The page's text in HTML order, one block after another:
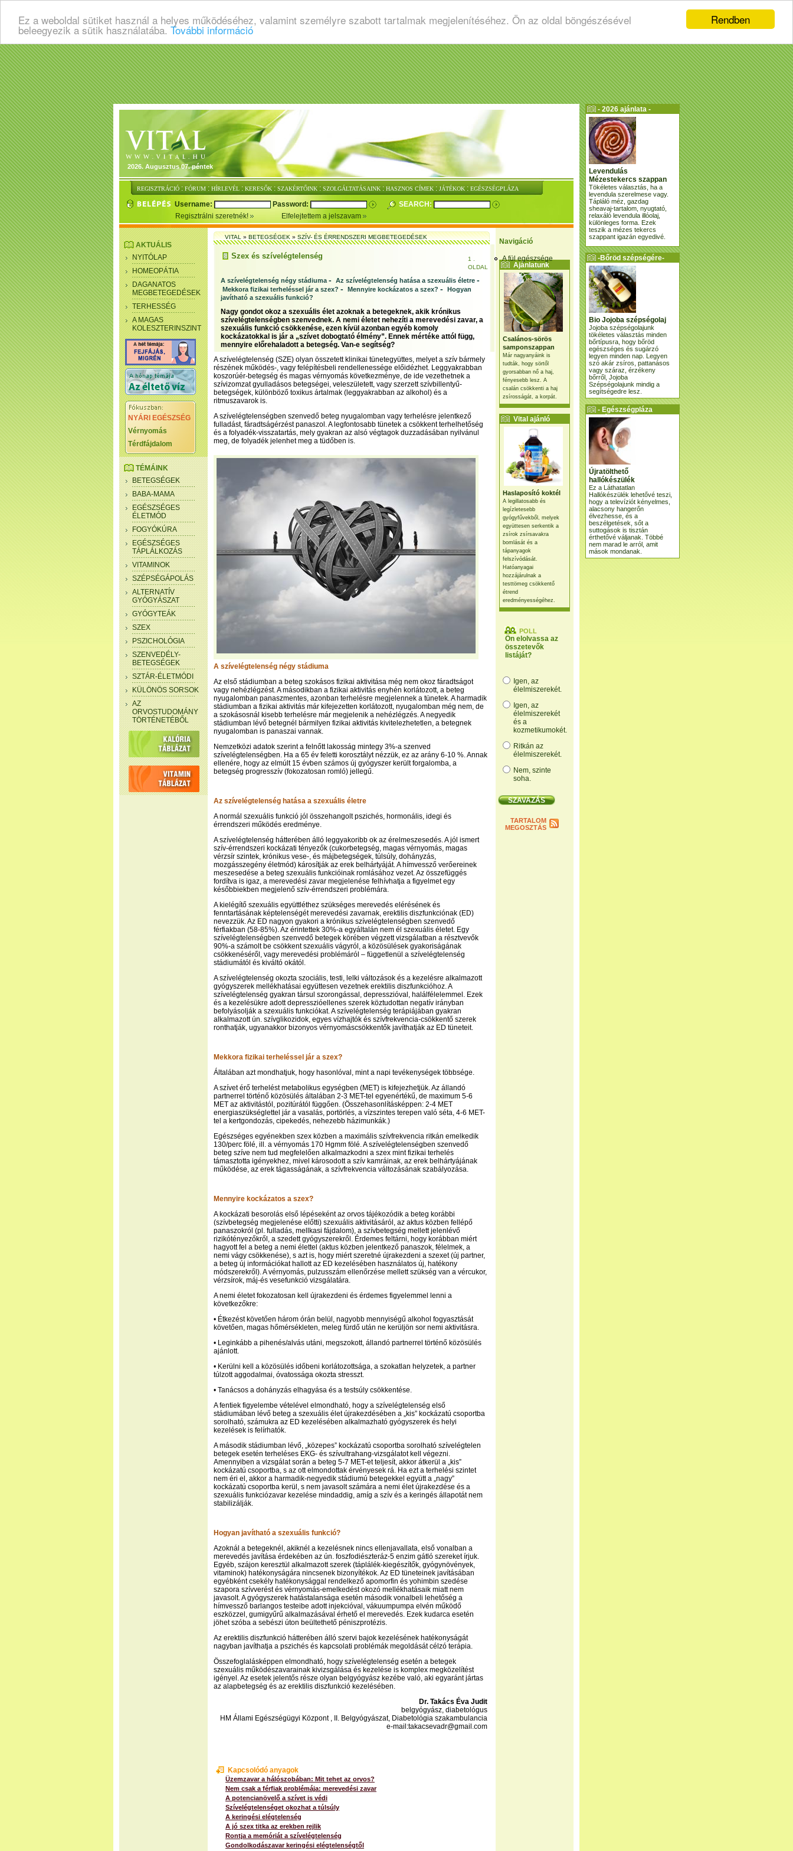
Rendben
Ez a weboldal sütiket használ a helyes működéséhez, valamint személyre szabott tartalmak megjelenítéséhez. Ön az oldal böngészésével
beleegyezik a sütik használatába. További információ
2026. Augusztus 07. péntek
REGISZTRÁCIÓ : FÓRUM : HÍRLEVÉL : KERESŐK : SZAKÉRTŐINK : SZOLGÁLTATÁSAINK : HASZNOS CÍMEK : JÁTÉKOK : EGÉSZSÉGPLÁZA
Username: Password:
SEARCH:
Regisztrálni szeretnék!
Elfelejtettem a jelszavam
Navigáció
A fül egészsége
Ajánlatunk
Csalános-sörös
samponszappan
Már nagyanyáink is
tudták, hogy sörtől
gyorsabban nő a haj,
fényesebb lesz. A
csalán csökkenti a haj
zsírosságát, a korpát.
Vital ajánló
Haslaposító koktél
A legillatosabb és
legízletesebb
gyógyfűvekből, melyek
együttesen serkentik a
zsírok zsírsavakra
bomlását és a
tápanyagok
felszívódását.
Hatóanyagai
hozzájárulnak a
testtömeg csökkentő
étrend
eredményességéhez.
POLL
Ön elolvassa az
összetevők
listáját?
Igen, az
élelmiszerekét.
Igen, az
élelmiszerekét
és a
kozmetikumokét.
Ritkán az
élelmiszerekét.
Nem, szinte
soha.
TARTALOM
MEGOSZTÁS
AKTUÁLIS
NYITÓLAP
HOMEOPÁTIA
DAGANATOS
MEGBETEGEDÉSEK
TERHESSÉG
A MAGAS
KOLESZTERINSZINT
NYÁRI EGÉSZSÉG
Vérnyomás
Térdfájdalom
TÉMÁINK
BETEGSÉGEK
BABA-MAMA
EGÉSZSÉGES
ÉLETMÓD
FOGYÓKÚRA
EGÉSZSÉGES
TÁPLÁLKOZÁS
VITAMINOK
SZÉPSÉGÁPOLÁS
ALTERNATÍV
GYÓGYÁSZAT
GYÓGYTEÁK
SZEX
PSZICHOLÓGIA
SZENVEDÉLY-
BETEGSÉGEK
SZTÁR-ÉLETMÓDI
KÜLÖNÖS SORSOK
AZ
ORVOSTUDOMÁNY
TÖRTÉNETÉBŐL
VITAL»BETEGSÉGEK»SZÍV- ÉS ÉRRENDSZERI MEGBETEGEDÉSEK
Szex és szívelégtelenség
1 .
OLDAL
A szívelégtelenség négy stádiuma - Az szívelégtelenség hatása a szexuális életre -
Mekkora fizikai terheléssel jár a szex? - Mennyire kockázatos a szex? - Hogyan
javítható a szexuális funkció?
Nagy gondot okoz a szexuális élet azoknak a betegeknek, akik krónikus
szívelégtelenségben szenvednek. A nemi életet nehezíti a merevedési zavar, a
szexuális funkció csökkenése, ezen kívül azonban egyéb komoly
kockázatokkal is jár a „szívet dobogtató élmény”. Ennek mértéke attól függ,
mennyire előrehaladott a betegség. Van-e segítség?
A szívelégtelenség (SZE) olyan összetett klinikai tünetegyüttes, melyet a szív bármely
részének működés-, vagy felépítésbeli rendellenessége előidézhet. Leggyakrabban
koszorúér-betegség és magas vérnyomás következménye, de ide vezethetnek a
szívizomzat gyulladásos betegségei, veleszületett, vagy szerzett szívbillentyű-
betegségek, különböző toxikus ártalmak (leggyakrabban az alkohol) és a
ritmuszavarok is.
A szívelégtelenségben szenvedő beteg nyugalomban vagy terhelésre jelentkező
fulladást, fáradtságérzést panaszol. A legfontosabb tünetek a csökkent terhelhetőség
és a folyadék-visszatartás, mely gyakran az alsó végtagok duzzadásában nyilvánul
meg, de folyadék jelenhet meg a tüdőben is.
A szívelégtelenség négy stádiuma
Az első stádiumban a beteg szokásos fizikai aktivitása még nem okoz fáradtságot
vagy nehézlégzést. A másodikban a fizikai aktivitás enyhén korlátozott, a beteg
nyugalomban panaszmentes, azonban terhelésre megjelennek a tünetek. A harmadik
stádiumban a fizikai aktivitás már kifejezetten korlátozott, nyugalomban még nem, de
a szokásosnál kisebb terhelésre már megjelenik a nehézlégzés. A negyedik
stádiumban lévő betegnél bármilyen fizikai aktivitás kivitelezhetetlen, a betegnek
nyugalomban is panaszai vannak.
Nemzetközi adatok szerint a felnőtt lakosság mintegy 3%-a szenved
szívelégtelenségben. Ha a 65 év feletti korosztályt nézzük, ez az arány 6-10 %. Annak
ellenére, hogy az elmúlt 15 évben számos új gyógyszer került forgalomba, a
betegség progresszív (fokozatosan romló) jellegű.
Az szívelégtelenség hatása a szexuális életre
A normál szexuális funkció jól összehangolt pszichés, hormonális, idegi és
érrendszeri működés eredménye.
A szívelégtelenség hátterében álló leggyakoribb ok az érelmeszesedés. A jól ismert
szív-érrendszeri kockázati tényezők (cukorbetegség, magas vérnyomás, magas
vérzsír szintek, krónikus vese-, és májbetegségek, túlsúly, dohányzás,
mozgásszegény életmód) károsítják az erek belhártyáját. A hímvessző verőereinek
meszesedése a beteg szexuális funkcióinak romlásához vezet. Az összefüggés
fordítva is igaz, a merevedési zavar megjelenése felhívhatja a figyelmet egy
későbbiekben megjelenő szív-érrendszeri problémára.
A kielégítő szexuális együttléthez szükséges merevedés elérésének és
fenntartásának képtelenségét merevedési zavarnak, erektilis diszfunkciónak (ED)
nevezzük. Az ED nagyon gyakori a krónikus szívelégtelenségben szenvedő
férfiakban (58-85%). Az érintettek 30%-a egyáltalán nem él szexuális életet. Egy
szívelégtelenségben szenvedő betegek körében végzett vizsgálatban a résztvevők
90%-a számolt be csökkent szexuális vágyról, a közösülések gyakoriságának
csökkenéséről, vagy merevedési problémáról – függetlenül a szívelégtelenség
stádiumától és kiváltó okától.
A szívelégtelenség okozta szociális, testi, lelki változások és a kezelésre alkalmazott
gyógyszerek mellékhatásai együttesen vezetnek erektilis diszfunkcióhoz. A
szívelégtelenség gyakran társul szorongással, depresszióval, halálfélelemmel. Ezek
és a kezelésükre adott depresszióellenes szerek köztudottan negatív irányban
befolyásolják a szexuális funkciókat. A szívelégtelenség terápiájában gyakran
alkalmazott ún. szívglikozidok, egyes vízhajtók és szívfrekvencia-csökkentő szerek
ronthatják, ugyanakkor bizonyos vérnyomáscsökkentők javíthatják az ED tüneteit.
Mekkora fizikai terheléssel jár a szex?
Általában azt mondhatjuk, hogy hasonlóval, mint a napi tevékenységek többsége.
A szívet érő terhelést metabolikus egységben (MET) is kifejezhetjük. Az állandó
partnerrel történő közösülés általában 2-3 MET-tel egyenértékű, de maximum 5-6
MET az aktivitástól, pozitúrától függően. (Összehasonlításképpen: 2-4 MET
energiaszükséglettel jár a vasalás, portörlés, a vízszintes terepen való séta, 4-6 MET-
tel a kertgondozás, cipekedés, nehezebb házimunkák.)
Egészséges egyénekben szex közben a maximális szívfrekvencia ritkán emelkedik
130/perc fölé, ill. a vérnyomás 170 Hgmm fölé. A szívelégtelenségben szenvedő
beteg szíve nem tud megfelelően alkalmazkodni a szex mint fizikai terhelés
támasztotta igényekhez, mivel károsodott a szív kamráinak, az erek belhártyájának
működése, az erek tágasságának, a szívfrekvencia változásának szabályozása.
Mennyire kockázatos a szex?
A kockázati besorolás első lépéseként az orvos tájékozódik a beteg korábbi
(szívbetegség megjelenése előtti) szexuális aktivitásáról, az aktus közben fellépő
panaszokról (pl. fulladás, mellkasi fájdalom), a szívbetegség mellett jelenlévő
rizikótényezőkről, a szedett gyógyszerekről. Érdemes feltárni, hogy korábban miért
hagyott fel a beteg a nemi élettel (aktus közben jelentkező panaszok, félelmek, a
nemi vágy csökkenése), s azt is, hogy miért szeretné újrakezdeni a szexet (új partner,
a beteg új információkat hallott az ED kezelésében használatos új, hatékony
módszerekről). A vérnyomás, pulzusszám ellenőrzése mellett szükség van a vércukor,
vérzsírok, máj-és vesefunkció vizsgálatára.
A nemi életet fokozatosan kell újrakezdeni és érdemes figyelemmel lenni a
következőkre:
• Étkezést követően három órán belül, nagyobb mennyiségű alkohol fogyasztását
követően, magas hőmérsékleten, meleg fürdő után ne kerüljön sor nemi aktivitásra.
• Leginkább a pihenés/alvás utáni, megszokott, állandó partnerrel történő közösülés
ajánlott.
• Kerülni kell a közösülés időbeni korlátozottsága, a szokatlan helyzetek, a partner
túlzott aggodalmai, óvatossága okozta stresszt.
• Tanácsos a dohányzás elhagyása és a testsúly csökkentése.
A fentiek figyelembe vételével elmondható, hogy a szívelégtelenség első
stádiumában lévő beteg a szexuális élet újrakezdésében a „kis” kockázatú csoportba
sorolható, számukra az ED kezelésében alkalmazható gyógyszerek és helyi
kezelések is felírhatók.
A második stádiumban lévő, „közepes” kockázatú csoportba sorolható szívelégtelen
betegek esetén terheléses EKG- és szívultrahang-vizsgálatot kell végezni.
Amennyiben a vizsgálat során a beteg 5-7 MET-et teljesít, akkor átkerül a „kis”
kockázatú csoportba, s az ott elmondottak érvényesek rá. Ha ezt a terhelési szintet
nem éri el, akkor a harmadik-negyedik stádiumú betegekkel együtt a „nagy”
kockázatú csoportba kerül, s nem javasolt számára a nemi élet újrakezdése és a
szexuális funkciózavar kezelése mindaddig, amíg a szív és a keringés állapotát nem
stabilizálják.
Hogyan javítható a szexuális funkció?
Azoknál a betegeknél, akiknél a kezelésnek nincs ellenjavallata, első vonalban a
merevedés javítása érdekében az ún. foszfodiészteráz-5 enzim gátló szereket írjuk.
Egyéb, szájon keresztül alkalmazott szerek (táplálék-kiegészítők, gyógynövények,
vitaminok) hatékonyságára nincsenek bizonyítékok. Az ED tüneteinek javításában
egyébként csekély hatékonysággal rendelkező apomorfin és yohimbin szedése
szapora szívverést és vérnyomás-emelkedést okozó mellékhatásaik miatt nem
javasolt. A gyógyszerek hatástalansága esetén második vonalbeli lehetőség a
hímvessző barlangos testeibe adott injekcióval, vákuumpumpa elvén működő
eszközzel, gumigyűrű alkalmazásával érhető el merevedés. Ezek kudarca esetén
jöhet szóba a sebészi úton beültethető péniszprotézis.
Az erektilis diszfunkció hátterében álló szervi bajok kezelésének hatékonyságát
nagyban javíthatja a pszichés és kapcsolati problémák megoldását célzó terápia.
Összefoglalásképpen elmondható, hogy szívelégtelenség esetén a betegek
szexuális működészavarainak kivizsgálása és kezelése is komplex megközelítést
igényel. Az esetek jelentős része olyan belgyógyász kezébe való, aki egyaránt jártas
az alapbetegség és az erektilis diszfunkció kezelésében.
Dr. Takács Éva Judit
belgyógyász, diabetológus
HM Állami Egészségügyi Központ , II. Belgyógyászat, Diabetológia szakambulancia
e-mail:takacsevadr@gmail.com
Kapcsolódó anyagok
Üzemzavar a hálószobában: Mit tehet az orvos?
Nem csak a férfiak problémája: merevedési zavar
A potencianövelő a szívet is védi
Szívelégtelenséget okozhat a túlsúly
A keringési elégtelenség
A jó szex titka az erekben rejlik
Rontja a memóriát a szívelégtelenség
Gondolkodászavar keringési elégtelenségtől
- 2026 ajánlata -
Levendulás
Mézestekercs szappan
Tökéletes választás, ha a
levendula szerelmese vagy.
Tápláló méz, gazdag
sheavaj-tartalom, nyugtató,
relaxáló levendula illóolaj,
különleges forma. Ezek
teszik a mézes tekercs
szappant igazán egyedivé.
-Bőröd szépségére-
Bio Jojoba szépségolaj
Jojoba szépségolajunk
tökéletes választás minden
bőrtípusra, hogy bőröd
egészséges és sugárzó
legyen minden nap. Legyen
szó akár zsíros, pattanásos
vagy száraz, érzékeny
bőrről, Jojoba
Szépségolajunk mindig a
segítségedre lesz.
- Egészségpláza
ajánlatunk -
Újratölthető
hallókészülék
Ez a Láthatatlan
Hallókészülék lehetővé teszi,
hogy a televíziót kényelmes,
alacsony hangerőn
élvezhesse, és a
beszélgetések, sőt a
suttogások is tisztán
érthetővé váljanak. Többé
nem marad le arról, amit
mások mondanak.